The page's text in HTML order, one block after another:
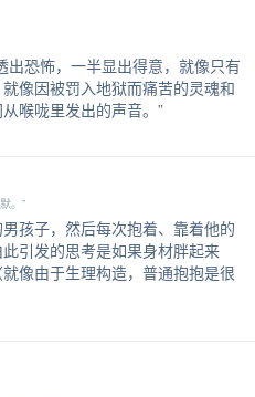
出恐怖，一半显出得意，就像只有
像因被罚入地狱而痛苦的灵魂和
喉咙里发出的声音。”
。”
孩子，然后每次抱着、靠着他的
引发的思考是如果身材胖起来
像由于生理构造，普通抱抱是很